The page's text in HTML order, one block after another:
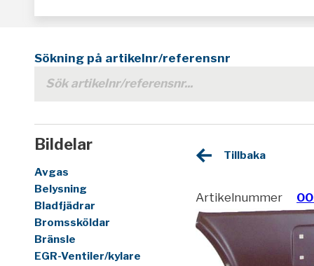
Sökning på artikelnr/referensnr
Bildelar
Avgas
Belysning
Bladfjädrar
Bromssköldar
Bränsle
EGR-Ventiler/kylare
Tillbaka
Artikelnummer